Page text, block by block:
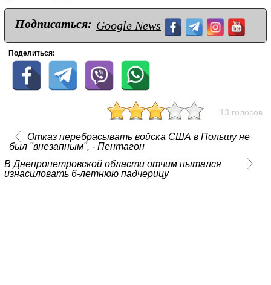
Подписаться: Google News
Поделиться:
13 голосов
Отказ перебрасывать войска США в Польшу не
был "внезапным", - Пентагон
В Днепропетровской области отчим пытался
изнасиловать 6‑летнюю падчерицу